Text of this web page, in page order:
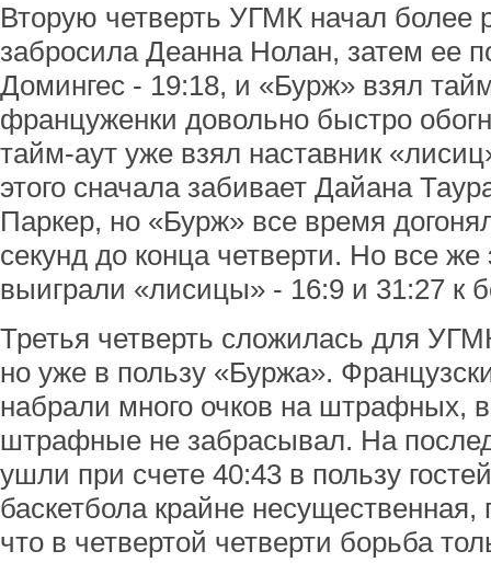
Вторую четверть УГМК начал более
забросила Деанна Нолан, затем ее
Домингес - 19:18, и «Бурж» взял
француженки довольно быстро
тайм-аут уже взял наставник
этого сначала забивает Дайана
Паркер, но «Бурж» все время
секунд до конца четверти. Но все же
выиграли «лисицы» - 16:9 и 31:27 к
Третья четверть сложилась для
но уже в пользу «Буржа».
набрали много очков на штрафных,
штрафные не забрасывал. На
ушли при счете 40:43 в пользу
баскетбола крайне
что в четвертой четверти борьба